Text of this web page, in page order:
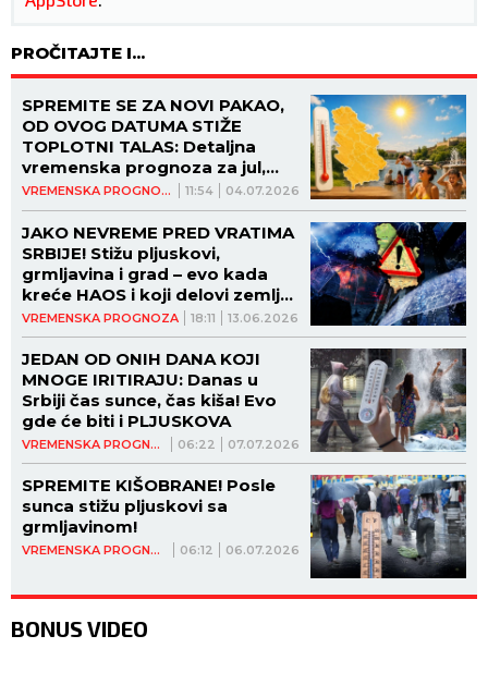
PROČITAJTE I...
VREMENSKA PROGNOZA 11:54 04.07.2026
SPREMITE SE ZA NOVI PAKAO,
OD OVOG DATUMA STIŽE
TOPLOTNI TALAS: Detaljna
vremenska prognoza za jul,
najgore tek sledi!
VREMENSKA PROGNOZA 18:11 13.06.2026
JAKO NEVREME PRED VRATIMA
SRBIJE! Stižu pljuskovi,
grmljavina i grad – evo kada
kreće HAOS i koji delovi zemlje
su PRVI NA UDARU!
VREMENSKA PROGNOZA 06:22 07.07.2026
JEDAN OD ONIH DANA KOJI
MNOGE IRITIRAJU: Danas u
Srbiji čas sunce, čas kiša! Evo
gde će biti i PLJUSKOVA
VREMENSKA PROGNOZA 06:12 06.07.2026
SPREMITE KIŠOBRANE! Posle
sunca stižu pljuskovi sa
grmljavinom!
BONUS VIDEO